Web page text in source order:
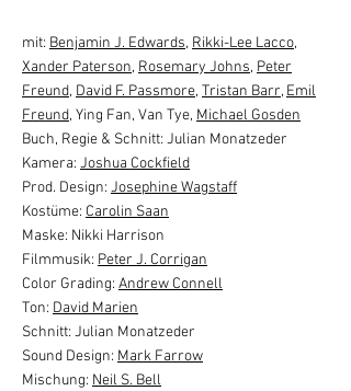
mit: Benjamin J. Edwards, Rikki-Lee Lacco,
Xander Paterson, Rosemary Johns, Peter
Freund, David F. Passmore, Tristan Barr, Emil
Freund, Ying Fan, Van Tye, Michael Gosden
Buch, Regie & Schnitt: Julian Monatzeder
Kamera: Joshua Cockfield
Prod. Design: Josephine Wagstaff
Kostüme: Carolin Saan
Maske: Nikki Harrison
Filmmusik: Peter J. Corrigan
Color Grading: Andrew Connell
Ton: David Marien
Schnitt: Julian Monatzeder
Sound Design: Mark Farrow
Mischung: Neil S. Bell